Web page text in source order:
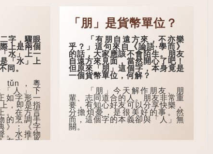
字，驟眼
上是兩個
水」上一
「水」上
同。
，粵
人」下
如字形一
，即是指
。在方言
的烹調手
》：《字
。水推物
在水上爲
「朋」是貨幣單位？
「有朋自遠方來，不亦樂
乎？」這句來自《論語·學而》
的話，大家應該不會陌生。朋友
自遠方來見面，當然開心了吧！
但原來「朋」這個字，本身竟是
一個貨幣單位，何解？
「朋」今天解作朋友、朋
輩、志同道合的人。朋友非常重
要，有知心好友可以分享快樂，
分擔煩憂，是很美好的事。然
而，這個字的本義卻與「人」無
關。